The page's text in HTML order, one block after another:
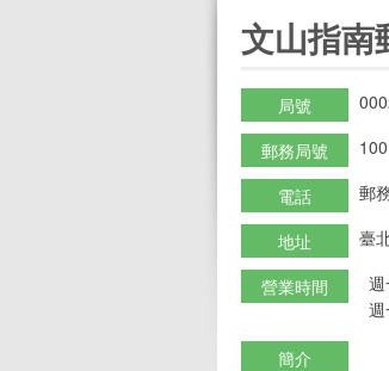
文山指南
局號
郵務局號
電話 郵
地址 臺
營業時間
簡介